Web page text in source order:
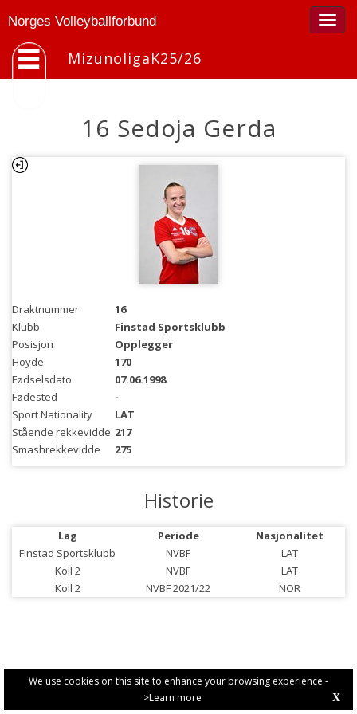
We use cookies on this site to enhance your browsing experience -
>Learn more
X
Norges Volleyballforbund
MizunoligaK25/26
16 Sedoja Gerda
Draktnummer
16
Klubb
Finstad Sportsklubb
Posisjon
Opplegger
Hoyde
170
Fødselsdato
07.06.1998
Fødested
-
Sport Nationality
LAT
Stående rekkevidde 217
Smashrekkevidde
275
Historie
Lag Periode
Nasjonalitet
Finstad Sportsklubb
NVBF
LAT
Koll 2
NVBF
LAT
Koll 2
NVBF 2021/22 NOR